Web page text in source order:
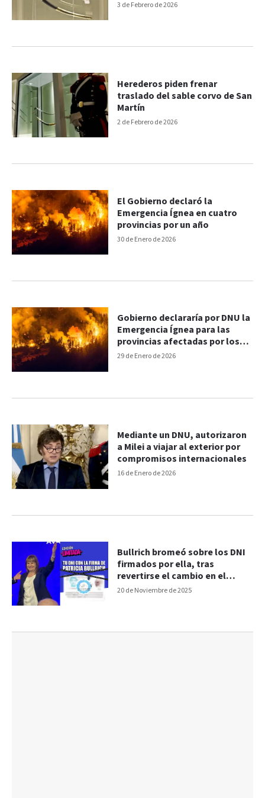
3 de Febrero de 2026
2 de Febrero de 2026
Herederos piden frenar
traslado del sable corvo de San
Martín
30 de Enero de 2026
El Gobierno declaró la
Emergencia Ígnea en cuatro
provincias por un año
29 de Enero de 2026
Gobierno declararía por DNU la
Emergencia Ígnea para las
provincias afectadas por los
incendios
16 de Enero de 2026
Mediante un DNU, autorizaron
a Milei a viajar al exterior por
compromisos internacionales
20 de Noviembre de 2025
Bullrich bromeó sobre los DNI
firmados por ella, tras
revertirse el cambio en el
Renaper